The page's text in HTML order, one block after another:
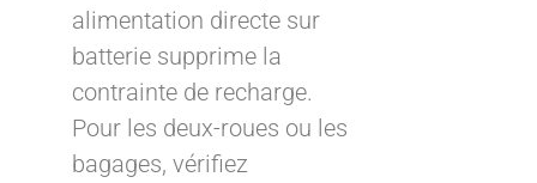
alimentation directe sur
batterie supprime la
contrainte de recharge.
Pour les deux-roues ou les
bagages, vérifiez